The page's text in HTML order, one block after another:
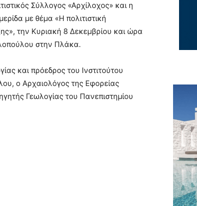
Σύλλογος «Αρχίλοχος» και η
με θέμα «Η πολιτιστική
την Κυριακή 8 Δεκεμβρίου και ώρα
στην Πλάκα.
και πρόεδρος του Ινστιτούτου
ο Αρχαιολόγος της Εφορείας
Γεωλογίας του Πανεπιστημίου